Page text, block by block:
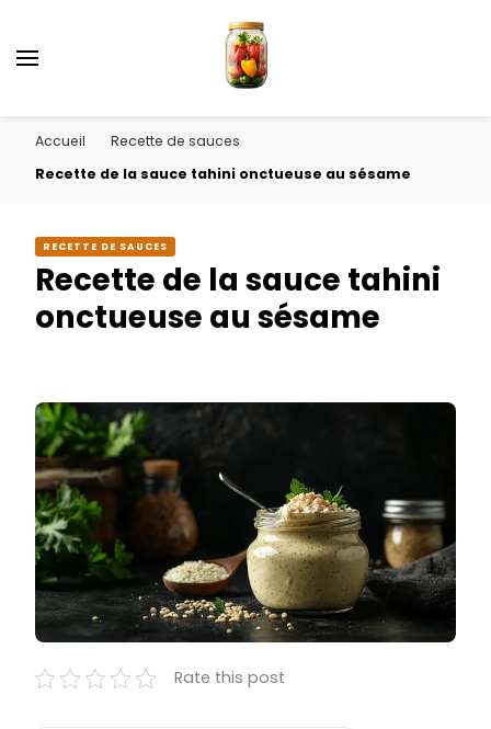
Accueil
Recette de sauces
Recette de la sauce tahini onctueuse au sésame
RECETTE DE SAUCES
Recette de la sauce tahini
onctueuse au sésame
Rate this post